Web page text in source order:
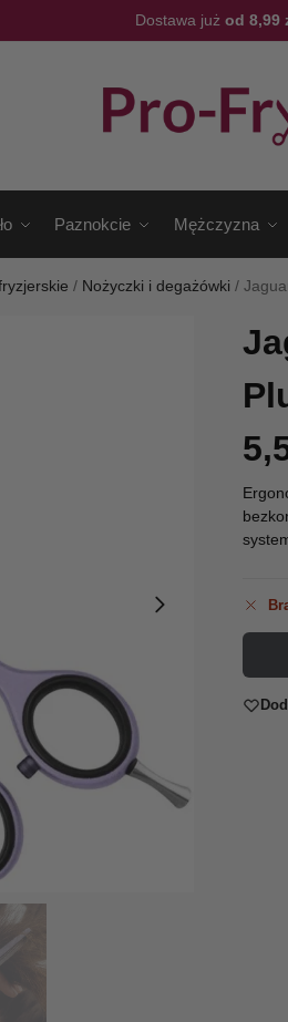
Dostawa już od 8,99
Paznokcie Mężczyzna
/ Nożyczki i degażówki /